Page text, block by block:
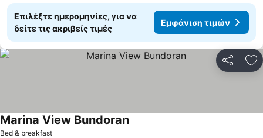
Επιλέξτε ημερομηνίες, για να
δείτε τις ακριβείς τιμές
Εμφάνιση τιμών
Bed & breakfast
Marina View BundoranΕμφάνιση τιμών